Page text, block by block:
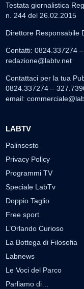
Testata giornalistica
n. 244 del 26.02.2015
Direttore Responsabile
Contatti: 0824.337274
redazione@labtv.net
Contattaci per la tua
0824.337274 –
email:
LABTV
Palinsesto
Privacy Policy
Programmi TV
Speciale LabTv
Doppio Taglio
Free sport
L’Orlando Curioso
La Bottega di Filosofia
Labnews
Le Voci del Parco
Parliamo di…